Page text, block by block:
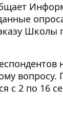
Школы
вопросу.
с 2 по 16